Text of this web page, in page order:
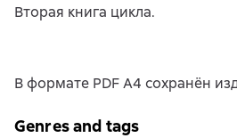
Вторая книга цикла.
В формате PDF A4 сохранён
Genres and tags